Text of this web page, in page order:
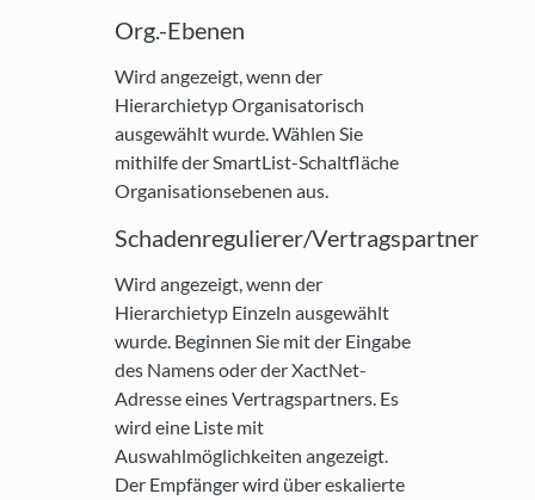
Org.-Ebenen
Wird angezeigt, wenn der
Hierarchietyp Organisatorisch
ausgewählt wurde. Wählen Sie
mithilfe der SmartList-Schaltfläche
Organisationsebenen aus.
Schadenregulierer/Vertragspartner
Wird angezeigt, wenn der
Hierarchietyp Einzeln ausgewählt
wurde. Beginnen Sie mit der Eingabe
des Namens oder der XactNet-
Adresse eines Vertragspartners. Es
wird eine Liste mit
Auswahlmöglichkeiten angezeigt.
Der Empfänger wird über eskalierte